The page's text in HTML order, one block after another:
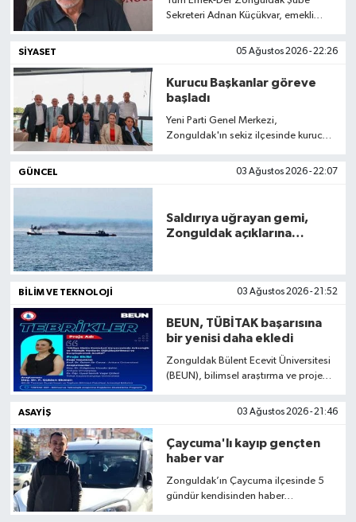
Sekreteri Adnan Küçükvar, emekli
kullanılan kök maaş uygulamasının
düşük emekli aylığından
yararlananların sayısının 5,1 milyona
yaklaştığını belirten Küçükvar, kök
maaş sisteminin kaldırılmasını istedi.
SIYASET 05 Ağustos 2026 - 22:26
Kurucu Başkanlar göreve
başladı
Yeni Parti Genel Merkezi,
Zonguldak'ın sekiz ilçesinde kurucu
GÜNCEL 03 Ağustos 2026 - 22:07
Saldırıya uğrayan gemi,
Zonguldak açıklarına
BILIM VE TEKNOLOJI 03 Ağustos 2026 - 21:52
BEUN, TÜBİTAK başarısına
bir yenisi daha ekledi
Zonguldak Bülent Ecevit Üniversitesi
(BEUN), bilimsel araştırma ve proje
yenisini daha ekledi.
ASAYIŞ 03 Ağustos 2026 - 21:46
Çaycuma'lı kayıp gençten
haber var
Zonguldak’ın Çaycuma ilçesinde 5
gündür kendisinden haber
Kültür Sanat
Dünya
Spor
Bilim veTeknoloji
Eğitim
SEKTÖR
Magazin
haber ara
Günün Haberleri
Yazarlarımız
Tüm Makaleler
Tüm Haberler
Videolu Haberler
Eğitim
Spor
Haber Arşivi